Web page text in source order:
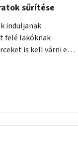
sűrítése
induljanak
felé lakóknak
is kell várni egy